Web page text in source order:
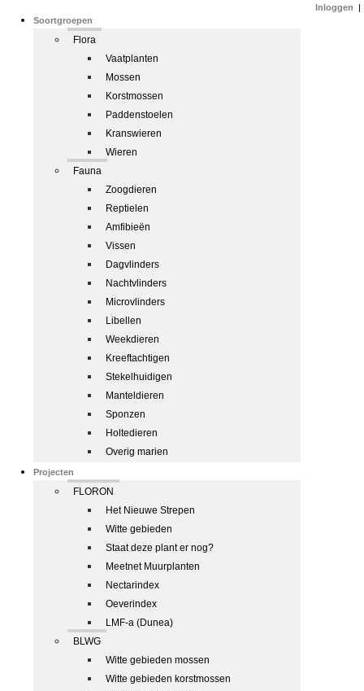
Soortgroepen
Flora
Vaatplanten
Mossen
Korstmossen
Paddenstoelen
Kranswieren
Wieren
Fauna
Zoogdieren
Reptielen
Amfibieën
Vissen
Dagvlinders
Nachtvlinders
Microvlinders
Libellen
Weekdieren
Kreeftachtigen
Stekelhuidigen
Manteldieren
Sponzen
Holtedieren
Overig marien
Projecten
FLORON
Het Nieuwe Strepen
Witte gebieden
Staat deze plant er nog?
Meetnet Muurplanten
Nectarindex
Oeverindex
LMF-a (Dunea)
BLWG
Witte gebieden mossen
Witte gebieden korstmossen
Inloggen |